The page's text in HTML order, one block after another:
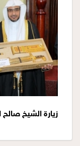
زيارة الشيخ صالح